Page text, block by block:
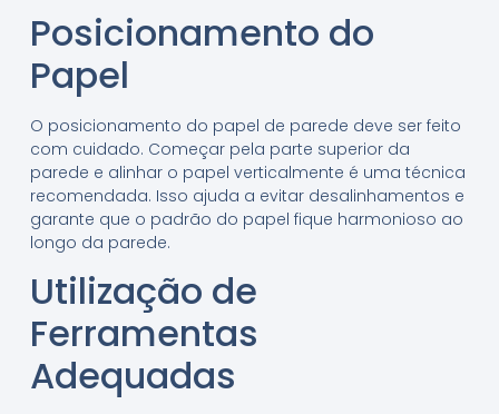
Posicionamento do
Papel
O posicionamento do papel de parede deve ser feito
com cuidado. Começar pela parte superior da
parede e alinhar o papel verticalmente é uma técnica
recomendada. Isso ajuda a evitar desalinhamentos e
garante que o padrão do papel fique harmonioso ao
longo da parede.
Utilização de
Ferramentas
Adequadas